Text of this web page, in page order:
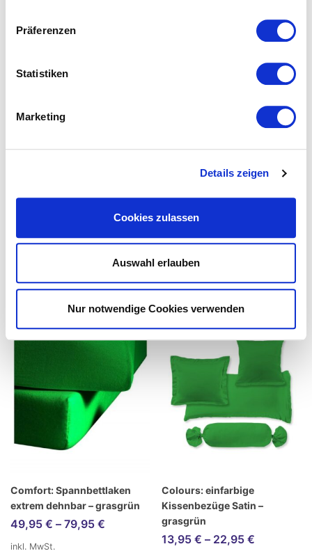
Präferenzen
Statistiken
Marketing
Details zeigen
Cookies zulassen
Auswahl erlauben
Nur notwendige Cookies verwenden
Das könnte Ihnen ebenfalls
Comfort: Spannbettlaken
extrem dehnbar – grasgrün
49,95 € – 79,95 €
inkl. MwSt.
Colours: einfarbige
Kissenbezüge Satin –
grasgrün
13,95 € – 22,95 €